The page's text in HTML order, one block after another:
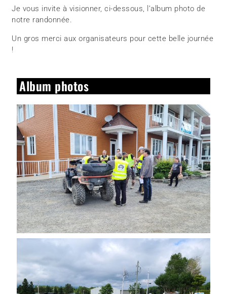
Je vous invite à visionner, ci-dessous, l’album photo de
notre randonnée.
Un gros merci aux organisateurs pour cette belle journée
!
Album photos